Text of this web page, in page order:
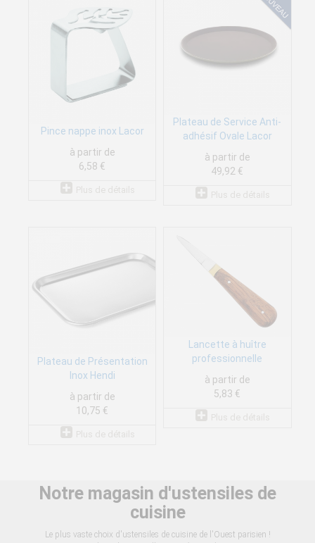
Pince nappe inox Lacor
à partir de
6,58 €
Plateau de Service Anti-
adhésif Ovale Lacor
à partir de
49,92 €
Plateau de Présentation
Inox Hendi
à partir de
10,75 €
Lancette à huître
professionnelle
à partir de
5,83 €
Notre magasin d'ustensiles de
cuisine
Le plus vaste choix d'ustensiles de cuisine de l'Ouest parisien !